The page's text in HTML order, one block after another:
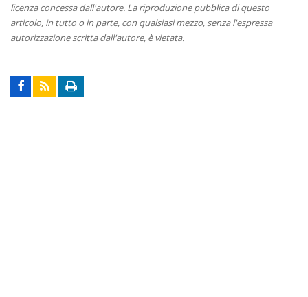
licenza concessa dall'autore. La riproduzione pubblica di questo
articolo, in tutto o in parte, con qualsiasi mezzo, senza l'espressa
autorizzazione scritta dall'autore, è vietata.